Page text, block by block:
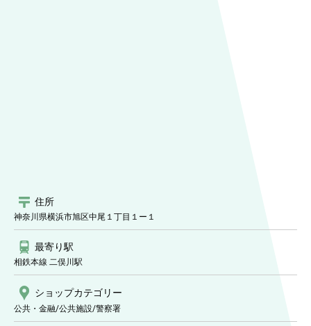
住所
神奈川県横浜市旭区中尾１丁目１ー１
最寄り駅
相鉄本線 二俣川駅
ショップカテゴリー
公共・金融/公共施設/警察署